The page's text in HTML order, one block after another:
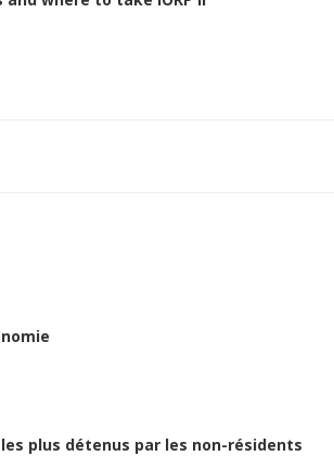
plus détenus par les non-résidents